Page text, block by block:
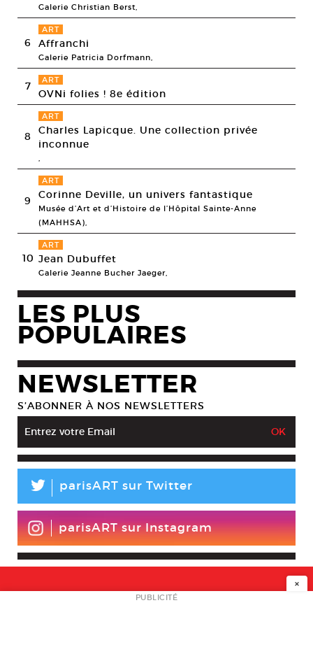
Galerie Christian Berst,
6
ART
Affranchi
Galerie Patricia Dorfmann,
7 ART
OVNi folies ! 8e édition
8
ART
Charles Lapicque. Une collection privée
inconnue
,
9
ART
Corinne Deville, un univers fantastique
Musée d’Art et d’Histoire de l’Hôpital Sainte-Anne
(MAHHSA),
10
ART
Jean Dubuffet
Galerie Jeanne Bucher Jaeger,
LES PLUS
POPULAIRES
NEWSLETTER
S’ABONNER À NOS NEWSLETTERS
L parisART sur Twitter
parisART sur Instagram
NEWSLETTER
×
PUBLICITÉ